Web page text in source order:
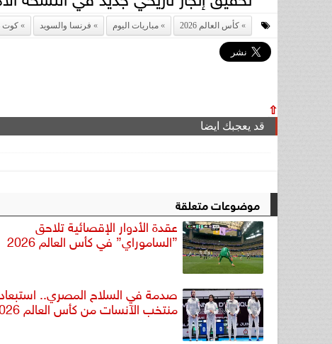
كأس العالم 2026 مباريات اليوم فرنسا والسويد كوت
⇧
قد يعجبك ايضا
موضوعات متعلقة
عقدة الأدوار الإقصائية تلاحق
”الساموراي” في كأس العالم 2026
صدمة في السلاح المصري.. استبعاد
منتخب الآنسات من كأس العالم 2026 ي